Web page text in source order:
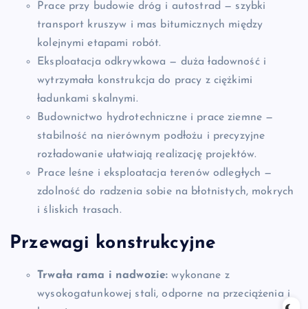
Prace przy budowie dróg i autostrad — szybki
transport kruszyw i mas bitumicznych między
kolejnymi etapami robót.
Eksploatacja odkrywkowa — duża ładowność i
wytrzymała konstrukcja do pracy z ciężkimi
ładunkami skalnymi.
Budownictwo hydrotechniczne i prace ziemne —
stabilność na nierównym podłożu i precyzyjne
rozładowanie ułatwiają realizację projektów.
Prace leśne i eksploatacja terenów odległych —
zdolność do radzenia sobie na błotnistych, mokrych
i śliskich trasach.
Przewagi konstrukcyjne
Trwała rama i nadwozie: wykonane z
wysokogatunkowej stali, odporne na przeciążenia i